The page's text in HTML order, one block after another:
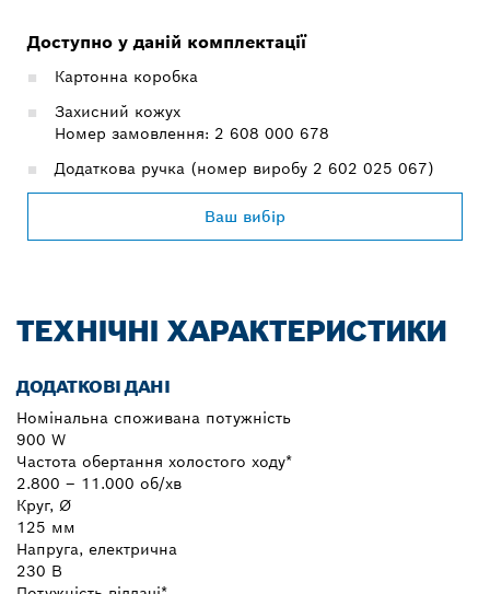
Доступно у даній комплектації
Картонна коробка
Захисний кожух
Номер замовлення: 2 608 000 678
Додаткова ручка (номер виробу 2 602 025 067)
Ваш вибір
ТЕХНІЧНІ ХАРАКТЕРИСТИКИ
ДОДАТКОВІ ДАНІ
Номінальна споживана потужність
900 W
Частота обертання холостого ходу*
2.800 – 11.000 об/хв
Круг, Ø
125 мм
Напруга, електрична
230 В